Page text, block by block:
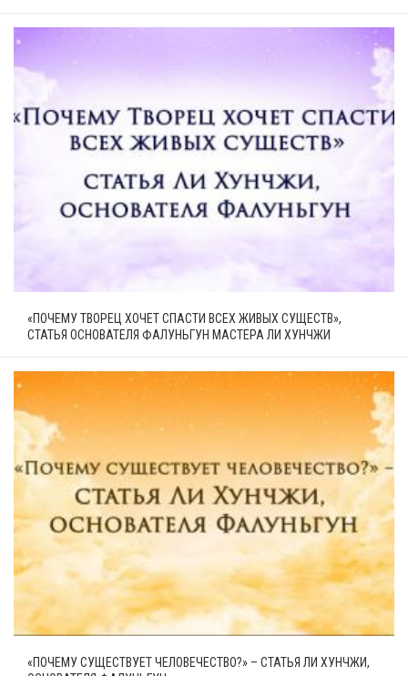
«ПОЧЕМУ ТВОРЕЦ ХОЧЕТ СПАСТИ ВСЕХ ЖИВЫХ СУЩЕСТВ»,
СТАТЬЯ ОСНОВАТЕЛЯ ФАЛУНЬГУН МАСТЕРА ЛИ ХУНЧЖИ
«ПОЧЕМУ СУЩЕСТВУЕТ ЧЕЛОВЕЧЕСТВО?» – СТАТЬЯ ЛИ ХУНЧЖИ,